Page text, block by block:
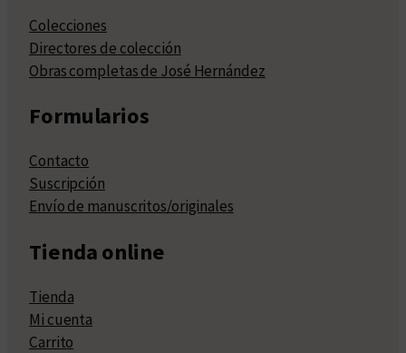
Colecciones
Directores de colección
Obras completas de José Hernández
Formularios
Contacto
Suscripción
Envío de manuscritos/originales
Tienda online
Tienda
Mi cuenta
Carrito